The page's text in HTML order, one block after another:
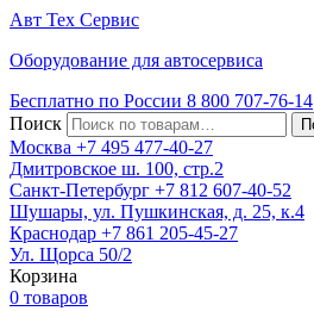
Авт Тех Сервис
Оборудование для автосервиса
Бесплатно по России 8 800 707-76-14
Поиск
Москва +7 495 477-40-27
Дмитровское ш. 100, стр.2
Санкт-Петербург +7 812 607-40-52
Шушары, ул. Пушкинская, д. 25, к.4
Краснодар +7 861 205-45-27
Ул. Щорса 50/2
Корзина
0 товаров